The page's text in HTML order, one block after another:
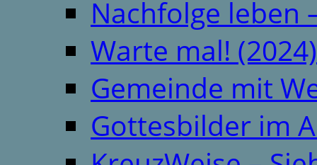
Nachfolge leben
Warte mal! (2024)
Gemeinde mit
Gottesbilder im